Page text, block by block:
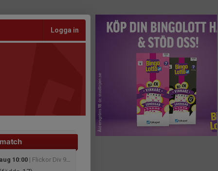
Logga in
10:00 | Flickor Div 9, Sam 2 Gr 18 - Limmareds IF